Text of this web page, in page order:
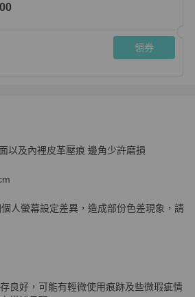
領券
格紋小羊皮金球WOC(黑色)
以及內裡皮革壓痕 邊角少許磨損
人螢幕設定差異，造成部份色差現象，請
良好，可能有輕微使用痕跡及些微瑕疵情